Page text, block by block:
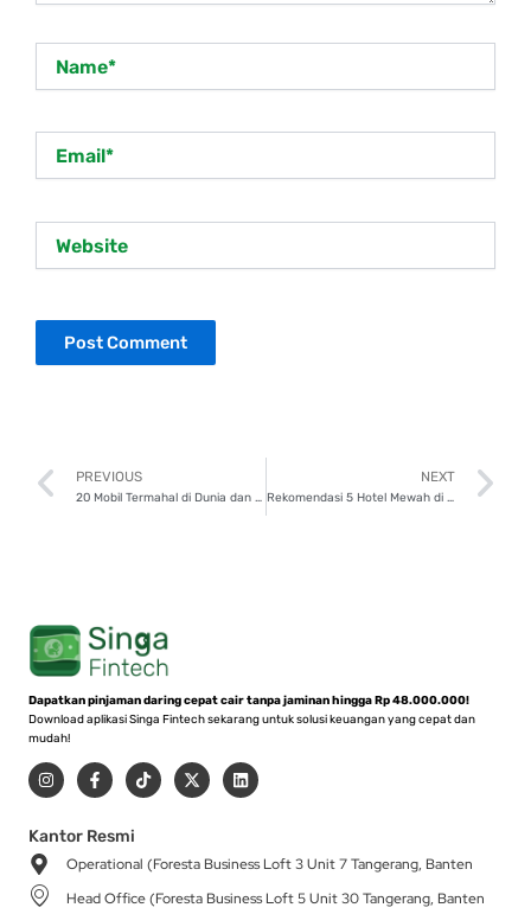
Prev
PREVIOUS
20 Mobil Termahal di Dunia dan Indonesia di 2025, Capai Triliunan Rupiah!
NEXT
Rekomendasi 5 Hotel Mewah di Jakarta untuk Staycation Tak Terlupakan
Dapatkan pinjaman daring cepat cair tanpa jaminan hingga Rp 48.000.000!
Download aplikasi Singa Fintech sekarang untuk solusi keuangan yang cepat dan
mudah!
I
n
s
a
g
r
a
m
F
a
c
b
o
-
T
i
k
X
-
t
t
r
L
i
n
i
Kantor Resmi
Operational (Foresta Business Loft 3 Unit 7 Tangerang, Banten
Head Office (Foresta Business Loft 5 Unit 30 Tangerang, Banten